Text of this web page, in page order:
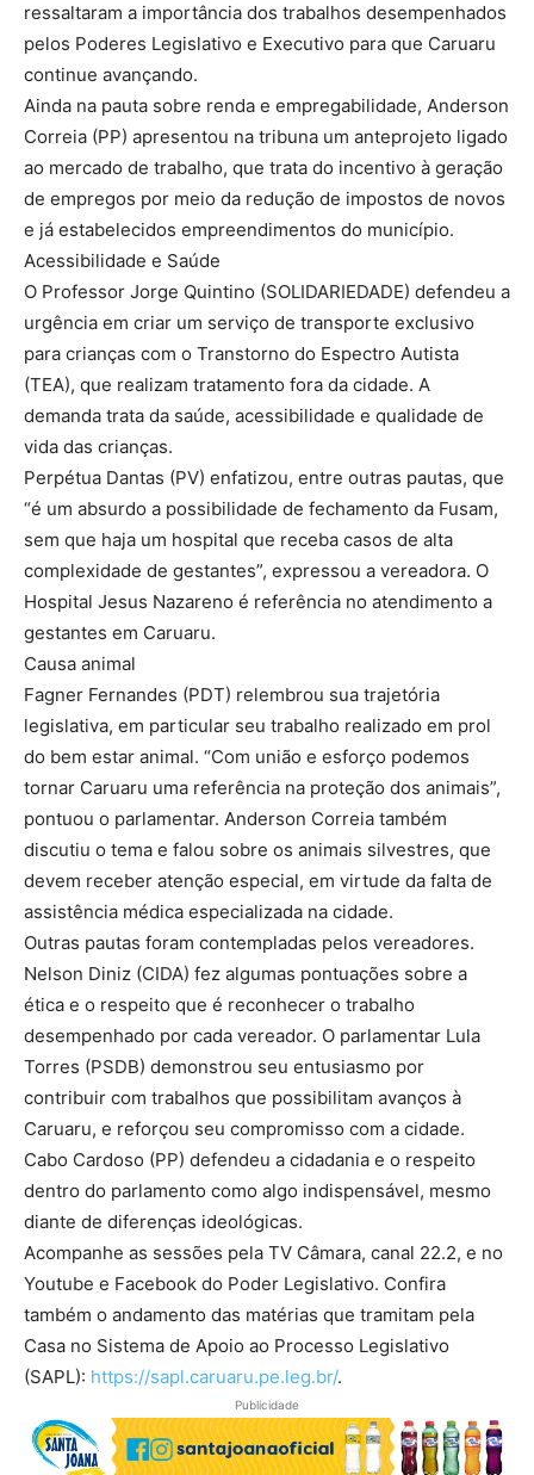
ressaltaram a importância dos trabalhos desempenhados
pelos Poderes Legislativo e Executivo para que Caruaru
continue avançando.
Ainda na pauta sobre renda e empregabilidade, Anderson
Correia (PP) apresentou na tribuna um anteprojeto ligado
ao mercado de trabalho, que trata do incentivo à geração
de empregos por meio da redução de impostos de novos
e já estabelecidos empreendimentos do município.
Acessibilidade e Saúde
O Professor Jorge Quintino (SOLIDARIEDADE) defendeu a
urgência em criar um serviço de transporte exclusivo
para crianças com o Transtorno do Espectro Autista
(TEA), que realizam tratamento fora da cidade. A
demanda trata da saúde, acessibilidade e qualidade de
vida das crianças.
Perpétua Dantas (PV) enfatizou, entre outras pautas, que
“é um absurdo a possibilidade de fechamento da Fusam,
sem que haja um hospital que receba casos de alta
complexidade de gestantes”, expressou a vereadora. O
Hospital Jesus Nazareno é referência no atendimento a
gestantes em Caruaru.
Causa animal
Fagner Fernandes (PDT) relembrou sua trajetória
legislativa, em particular seu trabalho realizado em prol
do bem estar animal. “Com união e esforço podemos
tornar Caruaru uma referência na proteção dos animais”,
pontuou o parlamentar. Anderson Correia também
discutiu o tema e falou sobre os animais silvestres, que
devem receber atenção especial, em virtude da falta de
assistência médica especializada na cidade.
Outras pautas foram contempladas pelos vereadores.
Nelson Diniz (CIDA) fez algumas pontuações sobre a
ética e o respeito que é reconhecer o trabalho
desempenhado por cada vereador. O parlamentar Lula
Torres (PSDB) demonstrou seu entusiasmo por
contribuir com trabalhos que possibilitam avanços à
Caruaru, e reforçou seu compromisso com a cidade.
Cabo Cardoso (PP) defendeu a cidadania e o respeito
dentro do parlamento como algo indispensável, mesmo
diante de diferenças ideológicas.
Acompanhe as sessões pela TV Câmara, canal 22.2, e no
Youtube e Facebook do Poder Legislativo. Confira
também o andamento das matérias que tramitam pela
Casa no Sistema de Apoio ao Processo Legislativo
(SAPL): https://sapl.caruaru.pe.leg.br/.
Publicidade